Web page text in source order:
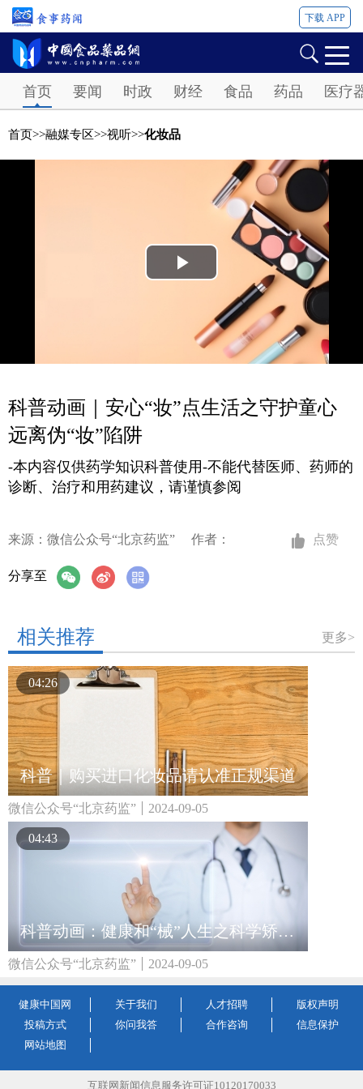
下载 APP
首页 要闻 时政 财经 食品 药品 医疗
首页>>融媒专区>>视听>>化妆品
Play
Video
科普动画｜安心“妆”点生活之守护童心
远离伪“妆”陷阱
-本内容仅供药学知识科普使用-不能代替医师、药师的
诊断、治疗和用药建议，请谨慎参阅
来源：微信公众号“北京药监” 作者： 点赞
分享至
相关推荐 更多>
04:26
科普｜购买进口化妆品请认准正规渠道
微信公众号“北京药监” 2024-09-05
04:43
科普动画：健康和“械”人生之科学矫正近视 守护孩子清晰“视”界
微信公众号“北京药监” 2024-09-05
健康中国网 关于我们 人才招聘
版权声明
投稿方式
你问我答 合作咨询
信息保护
网站地图
互联网新闻信息服务许可证10120170033